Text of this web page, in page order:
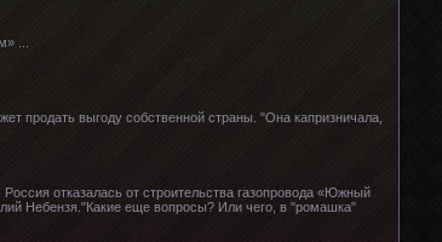
...
продать выгоду собственной страны. "Она капризничала,
отказалась от строительства газопровода «Южный
Небензя."Какие еще вопросы? Или чего, в "ромашка"